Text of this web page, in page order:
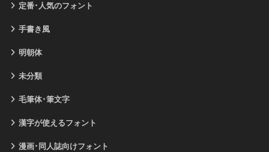
定番･人気のフォント
手書き風
明朝体
未分類
毛筆体･筆文字
漢字が使えるフォント
漫画･同人誌向けフォント